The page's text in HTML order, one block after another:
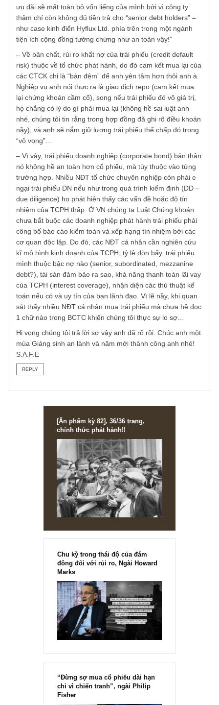
TS đảm bảo sẽ được ưu tiên trả đầu tiên, sau đó đến các
nợ vay thứ cấp (subordinated debt) như trái phiếu chuyển
đổi, trái phiếu vĩnh cửu, trái phiếu không có tài sản đảm
bảo, thứ ba đến các loại vốn cấp 1 (tier-1 capital,
mezzanine capital) như cổ phiếu ưu đãi, chứng khoán
chuyển đổi khác mà chỉ cao hơn 1 bậc so với cổ phiếu
thường. Như vậy, nếu như công ty có khả năng chi trả lãi
quá kém, hoặc tình hình vĩ mô không thuận lợi để họ phát
hành đảo nợ (refinancing), tức “lấy người sau trả người
trước”, những trái chủ thứ cấp hoặc người nắm giữ cổ
ưu đãi sẽ mất toàn bộ vốn liếng của mình bởi vì công ty
thậm chí còn không đủ tiền trả cho “senior debt holders” –
tiện ích cộng đồng tưởng chừng như an toàn vậy!”
– Về bản chất, rủi ro khất nợ của trái phiếu (credit default
risk) thuộc về tổ chức phát hành, do đó cam kết mua lại
các CTCK chỉ là “bàn đệm” để anh yên tâm hơn thôi anh
Nghiệp vụ anh nói thực ra là giao dịch repo (cam kết mua
lại chứng khoán cầm cố), song nếu trái phiếu đó vô giá trị,
họ chẳng có lý do gì phải mua lại (không hề sai luật anh
nhé, chúng tôi tin rằng trong hợp đồng đã ghi rõ điều
nầy), và anh sẽ nắm giữ lượng trái phiếu thế chấp đó
“vô vọng”…
– Vì vậy, trái phiếu doanh nghiệp (corporate bond) bản
nó không hề an toàn hơn cổ phiếu, mà tùy thuộc vào từng
trường hợp. Nhiều NĐT tổ chức chuyên nghiệp còn phải e
due diligence) họ phát hiện thấy các vấn đề hoặc độ tín
nhiệm của TCPH thấp. Ở VN chúng ta Luật Chứng khoán
chưa bắt buộc các doanh nghiệp phát hành trái phiếu phải
công bố báo cáo kiểm toán và xếp hạng tín nhiệm bởi các
debt?), tài sản đảm bảo ra sao, khả năng thanh toán lãi
của TCPH (interest coverage), nhận diện các thủ thuật kế
toán nếu có và uy tín của ban lãnh đạo. Vì lẽ nầy, khi
sát thấy nhiều NĐT cá nhân mua trái phiếu mà chưa hề
1 chữ nào trong BCTC khiến chúng tôi thực sự lo sợ…
Hi vọng chúng tôi trả lời sơ vậy anh đã rõ rồi. Chúc anh
mùa Giáng sinh an lành và năm mới thành công anh nhé!
[Ấn phẩm kỳ 82], 36/36 trang,
chính thức phát hành!!